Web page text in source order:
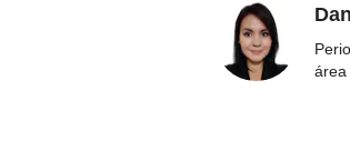
área